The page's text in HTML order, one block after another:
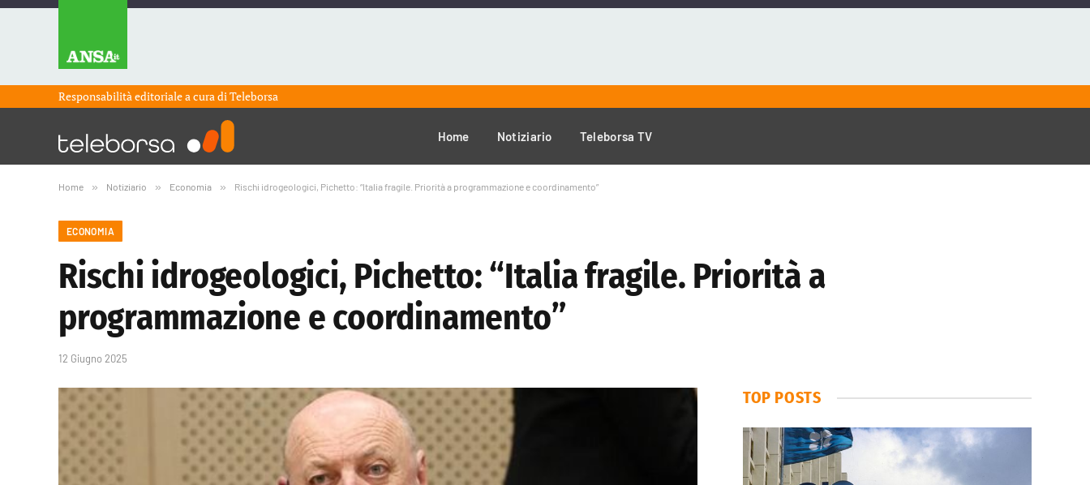
Responsabilità editoriale a cura diTeleborsa
Home Notiziario Teleborsa TV
Home » Notiziario » Economia » Rischi idrogeologici, Pichetto: “Italia fragile. Priorità a programmazione e coordinamento”
ECONOMIA
Rischi idrogeologici, Pichetto: “Italia fragile. Priorità a
programmazione e coordinamento”
12 Giugno 2025
TOP POSTS